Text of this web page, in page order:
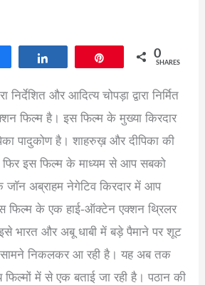
0
SHARES
निर्देशित और आदित्य चोपड़ा द्वारा निर्मित
फिल्म है। इस फिल्म के मुख्या किरदार
पादुकोण है। शाहरुख़ और दीपिका की
फिर इस फिल्म के माध्यम से आप सबको
अब्राहम नेगेटिव किरदार में आप
के एक हाई-ऑक्टेन एक्शन थ्रिलर
भारत और अबू धाबी में बड़े पैमाने पर शूट
सामने निकलकर आ रही है। यह अब तक
फिल्मों में से एक बताई जा रही है। पठान की